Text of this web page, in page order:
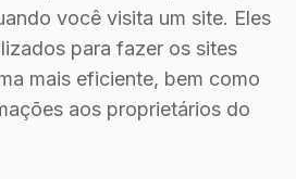
você visita um site. Eles
para fazer os sites
mais eficiente, bem como
aos proprietários do